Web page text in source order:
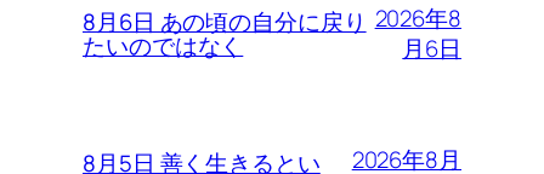
8月6日 あの頃の自分に戻り
たいのではなく
2026年8
月6日
8月5日 善く生きるとい
2026年8月